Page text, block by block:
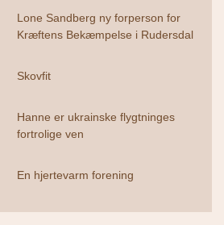
Lone Sandberg ny forperson for
Kræftens Bekæmpelse i Rudersdal
Skovfit
Hanne er ukrainske flygtninges
fortrolige ven
En hjertevarm forening